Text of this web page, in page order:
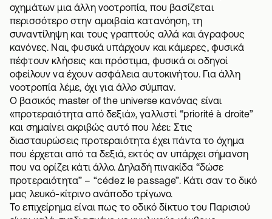
οχημάτων μια άλλη νοοτροπία, που βασίζεται
περισσότερο στην αμοιβαία κατανόηση, τη
συναντίληψη και τους γραπτούς αλλά και άγραφους
κανόνες. Ναι, φυσικά υπάρχουν και κάμερες, φυσικά
πέφτουν κλήσεις και πρόστιμα, φυσικά οι οδηγοί
οφείλουν να έχουν ασφάλεια αυτοκινήτου. Για άλλη
νοοτροπία λέμε, όχι για άλλο σύμπαν.
Ο βασικός master of the universe κανόνας είναι
«προτεραιότητα από δεξιά», γαλλιστί “priorité à droite”
και σημαίνει ακριβώς αυτό που λέει: Στις
διασταυρώσεις προτεραιότητα έχει πάντα το όχημα
που έρχεται από τα δεξιά, εκτός αν υπάρχει σήμανση
που να ορίζει κάτι άλλο. Δηλαδή πινακίδα “δώσε
προτεραιότητα” – “cédez le passage”. Κάτι σαν το δικό
μας λευκό-κίτρινο ανάποδο τρίγωνο.
Το επιχείρημα είναι πως το οδικό δίκτυο του Παρισιού